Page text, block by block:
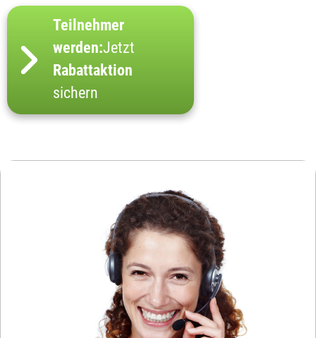
Teilnehmer
werden:Jetzt
Rabattaktion
sichern